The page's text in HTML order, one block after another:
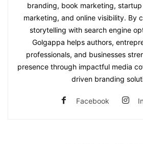
branding, book marketing,
marketing, and online visibility. By
storytelling with search engine
Golgappa helps authors,
professionals, and businesses
presence through impactful media
driven branding
Facebook